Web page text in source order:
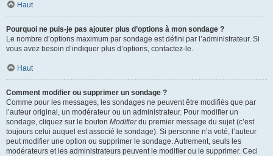
Haut
Pourquoi ne puis-je pas ajouter plus d’options à mon sondage ?
Le nombre d’options maximum par sondage est défini par l’administrateur. Si
vous avez besoin d’indiquer plus d’options, contactez-le.
Haut
Comment modifier ou supprimer un sondage ?
Comme pour les messages, les sondages ne peuvent être modifiés que par
l’auteur original, un modérateur ou un administrateur. Pour modifier un
sondage, cliquez sur le bouton Modifierdu premier message du sujet (c’est
toujours celui auquel est associé le sondage). Si personne n’a voté, l’auteur
peut modifier une option ou supprimer le sondage. Autrement, seuls les
modérateurs et les administrateurs peuvent le modifier ou le supprimer. Ceci